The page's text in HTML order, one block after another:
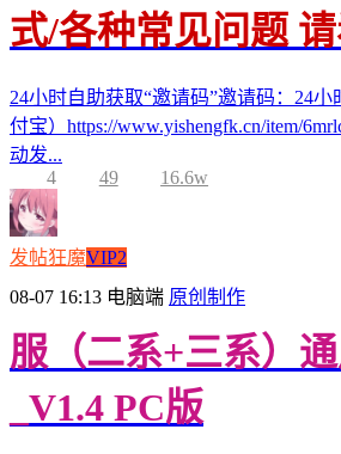
式/各种常见问题
24小时自助获取“邀请码”邀请码：24
付宝）https://www.yishengfk.cn/item/
动发...
4
49 16.6w
发帖狂魔VIP2
08-07 16:13 电脑端 原创制作
服（二系+三系）
_V1.4 PC版